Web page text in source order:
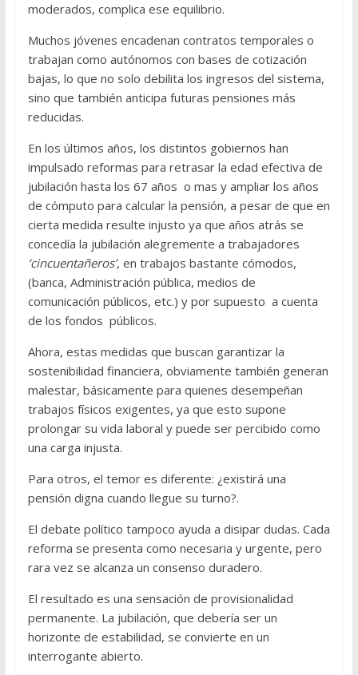
moderados, complica ese equilibrio.
Muchos jóvenes encadenan contratos temporales o
trabajan como autónomos con bases de cotización
bajas, lo que no solo debilita los ingresos del sistema,
sino que también anticipa futuras pensiones más
reducidas.
En los últimos años, los distintos gobiernos han
impulsado reformas para retrasar la edad efectiva de
jubilación hasta los 67 años o mas y ampliar los años
de cómputo para calcular la pensión, a pesar de que en
cierta medida resulte injusto ya que años atrás se
concedía la jubilación alegremente a trabajadores
‘cincuentañeros’, en trabajos bastante cómodos,
(banca, Administración pública, medios de
comunicación públicos, etc.) y por supuesto a cuenta
de los fondos públicos.
Ahora, estas medidas que buscan garantizar la
sostenibilidad financiera, obviamente también generan
malestar, básicamente para quienes desempeñan
trabajos físicos exigentes, ya que esto supone
prolongar su vida laboral y puede ser percibido como
una carga injusta.
Para otros, el temor es diferente: ¿existirá una
pensión digna cuando llegue su turno?.
El debate político tampoco ayuda a disipar dudas. Cada
reforma se presenta como necesaria y urgente, pero
rara vez se alcanza un consenso duradero.
El resultado es una sensación de provisionalidad
permanente. La jubilación, que debería ser un
horizonte de estabilidad, se convierte en un
interrogante abierto.